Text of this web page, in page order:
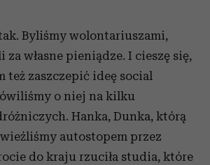
Byliśmy wolontariuszami,
własne pieniądze. I cieszę się,
też zaszczepić ideę social
o niej na kilku
Hanka, Dunka, którą
autostopem przez
do kraju rzuciła studia, które